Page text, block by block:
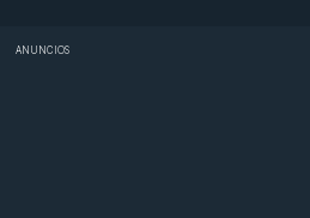
ANUNCIOS